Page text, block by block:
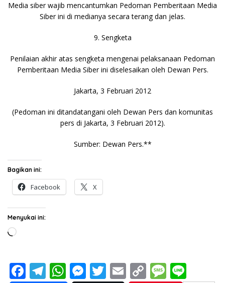
Media siber wajib mencantumkan Pedoman Pemberitaan Media
Siber ini di medianya secara terang dan jelas.
9. Sengketa
Penilaian akhir atas sengketa mengenai pelaksanaan Pedoman
Pemberitaan Media Siber ini diselesaikan oleh Dewan Pers.
Jakarta, 3 Februari 2012
(Pedoman ini ditandatangani oleh Dewan Pers dan komunitas
pers di Jakarta, 3 Februari 2012).
Sumber: Dewan Pers.**
Bagikan ini:
Facebook X
Menyukai ini:
Memuat...
F T W M T E C M